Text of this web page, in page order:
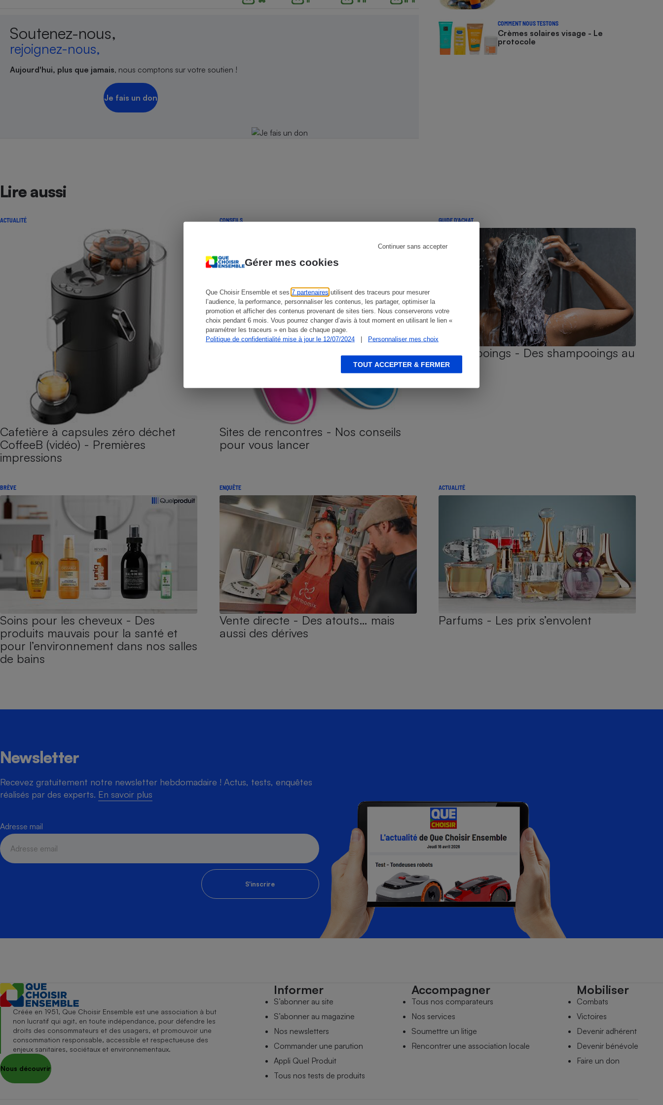
Gérer mes cookies
Que Choisir Ensemble et ses 7 partenaires utilisent des traceurs pour mesurer
l’audience, la performance, personnaliser les contenus, les partager, optimiser la
promotion et afficher des contenus provenant de sites tiers. Nous conserverons votre
choix pendant 6 mois. Vous pourrez changer d’avis à tout moment en utilisant le lien «
paramétrer les traceurs » en bas de chaque page.
Politique de confidentialité mise à jour le 12/07/2024
| Personnaliser mes choix
Continuer sans accepter
TOUT ACCEPTER & FERMER
Soutenez-nous,
rejoignez-nous,
Aujourd'hui, plus que jamais, nous comptons sur votre soutien !
Je fais un don
COMMENT NOUS TESTONS
Crèmes solaires visage - Le
protocole
Lire aussi
ACTUALITÉ
Cafetière à capsules zéro déchet
CoffeeB (vidéo) - Premières
impressions
CONSEILS
Sites de rencontres - Nos conseils
pour vous lancer
GUIDE D'ACHAT
Shampooings - Des shampooings au
poil !
BRÈVE
Soins pour les cheveux - Des
produits mauvais pour la santé et
pour l’environnement dans nos salles
de bains
ENQUÊTE
Vente directe - Des atouts… mais
aussi des dérives
ACTUALITÉ
Parfums - Les prix s’envolent
Newsletter
Recevez gratuitement notre newsletter hebdomadaire ! Actus, tests, enquêtes
réalisés par des experts. En savoir plus
Adresse mail
S'inscrire
Cafetière à expressos Réfrigérateur
Robot ménager
Électricité - Gaz
Climatiseur -
Créée en 1951, Que Choisir Ensemble est une association à but
non lucratif qui agit, en toute indépendance, pour défendre les
droits des consommateurs et des usagers, et promouvoir une
consommation responsable, accessible et respectueuse des
enjeux sanitaires, sociétaux et environnementaux.
Nous découvrir
Informer
S’abonner au site
S’abonner au magazine
Nos newsletters
Commander une parution
Appli Quel Produit
Tous nos tests de produits
Accompagner
Tous nos comparateurs
Nos services
Soumettre un litige
Rencontrer une association locale
Mobiliser
Combats
Victoires
Devenir adhérent
Devenir bénévole
Faire un don